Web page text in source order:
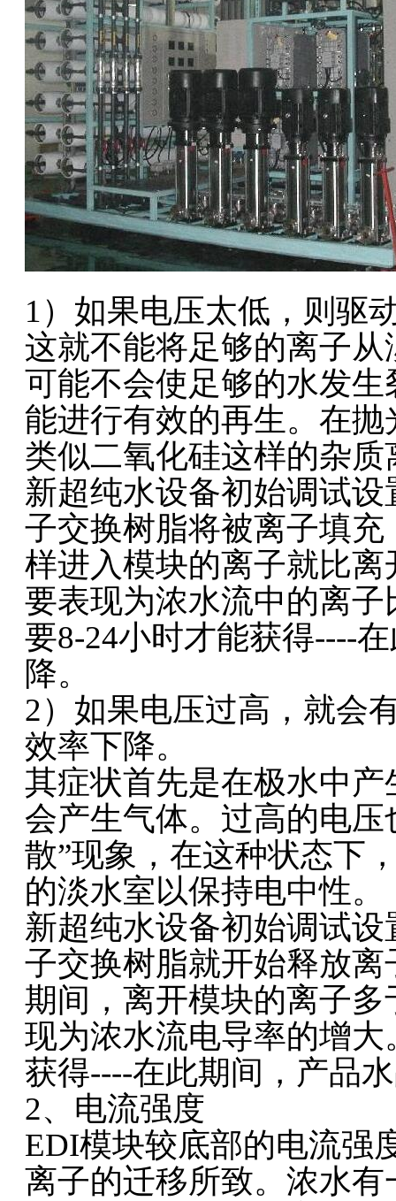
1）如果电压太低，则驱
这就不能将足够的离子
可能不会使足够的水发
能进行有效的再生。在
类似二氧化硅这样的杂质
新超纯水设备初始调试
子交换树脂将被离子填
样进入模块的离子就比
要表现为浓水流中的离
要8-24小时才能获得----
降。
2）如果电压过高，就会
效率下降。
其症状首先是在极水中
会产生气体。过高的电
散”现象，在这种状态下
的淡水室以保持电中性。
新超纯水设备初始调试
子交换树脂就开始释放
期间，离开模块的离子
现为浓水流电导率的增
获得----在此期间，产品
2、电流强度
EDI模块较底部的电流强
离子的迁移所致。浓水